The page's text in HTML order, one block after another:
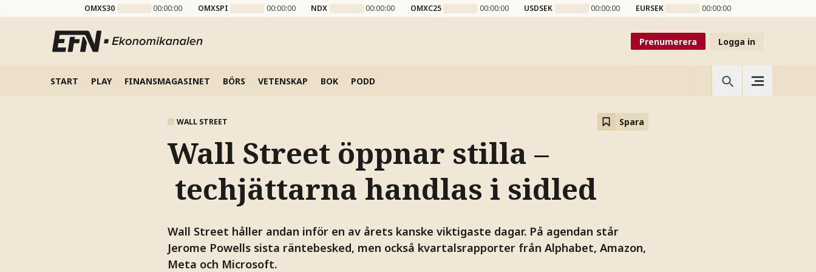
OMXS30 00:00:00 OMXSPI 00:00:00 NDX 00:00:00 OMXC25 00:00:00 USDSEK 00:00:00 EURSEK 00:00:00
Prenumerera Logga in
START PLAY FINANSMAGASINET BÖRS VETENSKAP BOK PODD
WALL STREET Spara
Wall Street öppnar stilla –
techjättarna handlas i sidled
Wall Street håller andan inför en av årets kanske viktigaste dagar. På agendan står
Jerome Powells sista räntebesked, men också kvartalsrapporter från Alphabet, Amazon,
Meta och Microsoft.